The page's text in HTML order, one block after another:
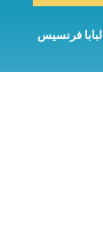
البابا فرنسيس